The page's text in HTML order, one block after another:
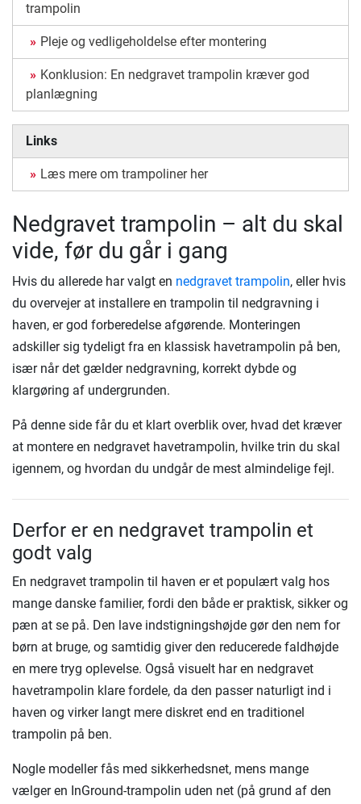
trampolin
Pleje og vedligeholdelse efter montering
Konklusion: En nedgravet trampolin kræver god
planlægning
Links
Læs mere om trampoliner her
Nedgravet trampolin – alt du skal
vide, før du går i gang
Hvis du allerede har valgt en nedgravet trampolin, eller hvis
du overvejer at installere en trampolin til nedgravning i
haven, er god forberedelse afgørende. Monteringen
adskiller sig tydeligt fra en klassisk havetrampolin på ben,
især når det gælder nedgravning, korrekt dybde og
klargøring af undergrunden.
På denne side får du et klart overblik over, hvad det kræver
at montere en nedgravet havetrampolin, hvilke trin du skal
igennem, og hvordan du undgår de mest almindelige fejl.
Derfor er en nedgravet trampolin et
godt valg
En nedgravet trampolin til haven er et populært valg hos
mange danske familier, fordi den både er praktisk, sikker og
pæn at se på. Den lave indstigningshøjde gør den nem for
børn at bruge, og samtidig giver den reducerede faldhøjde
en mere tryg oplevelse. Også visuelt har en nedgravet
havetrampolin klare fordele, da den passer naturligt ind i
haven og virker langt mere diskret end en traditionel
trampolin på ben.
Nogle modeller fås med sikkerhedsnet, mens mange
vælger en InGround-trampolin uden net (på grund af den